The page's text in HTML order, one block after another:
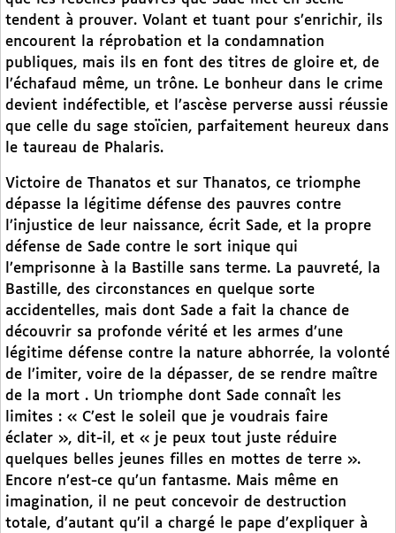
tendent à prouver. Volant et tuant pour s’enrichir, ils
encourent la réprobation et la condamnation
publiques, mais ils en font des titres de gloire et, de
l’échafaud même, un trône. Le bonheur dans le crime
devient indéfectible, et l’ascèse perverse aussi réussie
que celle du sage stoïcien, parfaitement heureux dans
le taureau de Phalaris.
Victoire de Thanatos et sur Thanatos, ce triomphe
dépasse la légitime défense des pauvres contre
l’injustice de leur naissance, écrit Sade, et la propre
défense de Sade contre le sort inique qui
l’emprisonne à la Bastille sans terme. La pauvreté, la
Bastille, des circonstances en quelque sorte
accidentelles, mais dont Sade a fait la chance de
découvrir sa profonde vérité et les armes d’une
légitime défense contre la nature abhorrée, la volonté
de l’imiter, voire de la dépasser, de se rendre maître
de la mort . Un triomphe dont Sade connaît les
limites : « C’est le soleil que je voudrais faire
éclater », dit-il, et « je peux tout juste réduire
quelques belles jeunes filles en mottes de terre ».
Encore n’est-ce qu’un fantasme. Mais même en
imagination, il ne peut concevoir de destruction
totale, d’autant qu’il a chargé le pape d’expliquer à